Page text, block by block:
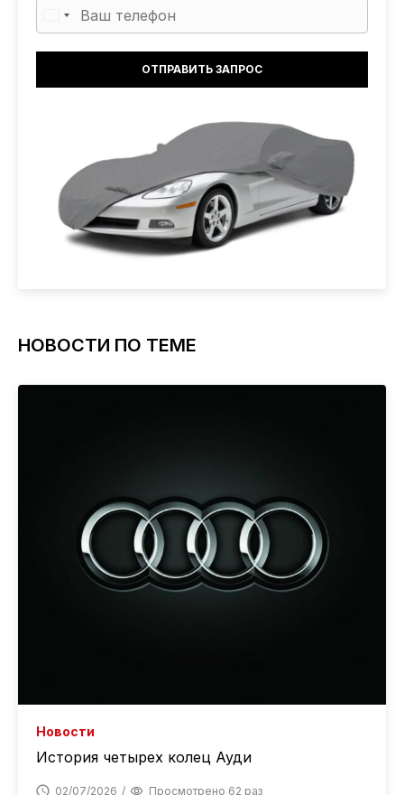
НОВОСТИ ПО ТЕМЕ
Новости
История четырех колец Ауди
02/07/2026 Просмотрено 62 раз